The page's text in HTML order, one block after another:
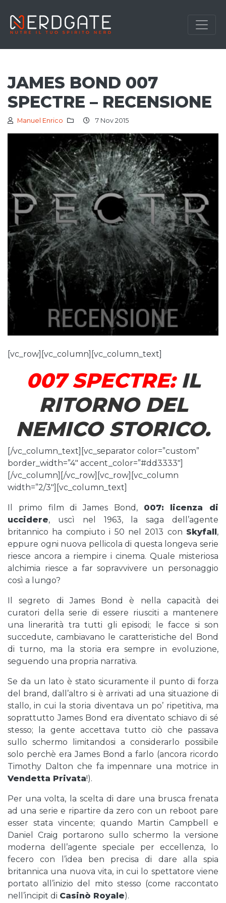
JAMES BOND 007
SPECTRE – RECENSIONE
Manuel Enrico 7 Nov 2015
[vc_row][vc_column][vc_column_text]
007 SPECTRE: IL
RITORNO DEL
NEMICO STORICO.
[/vc_column_text][vc_separator color=”custom”
border_width=”4″ accent_color=”#dd3333″]
[/vc_column][/vc_row][vc_row][vc_column
width=”2/3″][vc_column_text]
Il primo film di James Bond, 007: licenza di
uccidere, uscì nel 1963, la saga dell’agente
britannico ha compiuto i 50 nel 2013 con Skyfall,
eppure ogni nuova pellicola di questa longeva serie
riesce ancora a riempire i cinema. Quale misteriosa
alchimia riesce a far sopravvivere un personaggio
così a lungo?
Il segreto di James Bond è nella capacità dei
curatori della serie di essere riusciti a mantenere
una linerarità tra tutti gli episodi; le facce si son
succedute, cambiavano le caratteristiche del Bond
di turno, ma la storia era sempre in evoluzione,
seguendo una propria narrativa.
Se da un lato è stato sicuramente il punto di forza
del brand, dall’altro si è arrivati ad una situazione di
stallo, in cui la storia diventava un po’ ripetitiva, ma
soprattutto James Bond era diventato schiavo di sé
stesso; la gente accettava tutto ciò che passava
sullo schermo limitandosi a considerarlo possibile
solo perchè era James Bond a farlo (ancora ricordo
Timothy Dalton che fa impennare una motrice in
Vendetta Privata!).
Per una volta, la scelta di dare una brusca frenata
ad una serie e ripartire da zero con un reboot pare
esser stata vincente; quando Martin Campbell e
Daniel Craig portarono sullo schermo la versione
moderna dell’agente speciale per eccellenza, lo
fecero con l’idea ben precisa di dare alla spia
britannica una nuova vita, in cui lo spettatore viene
portato all’inizio del mito stesso (come raccontato
nell’incipit di Casinò Royale).